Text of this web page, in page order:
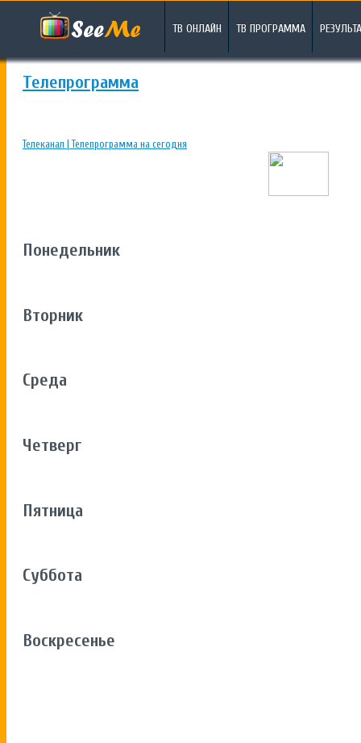
ТВ ОНЛАЙН ТВ ПРОГРАММА
Телепрограмма
Телеканал | Телепрограмма на сегодня
Понедельник
Вторник
Среда
Четверг
Пятница
Суббота
Воскресенье